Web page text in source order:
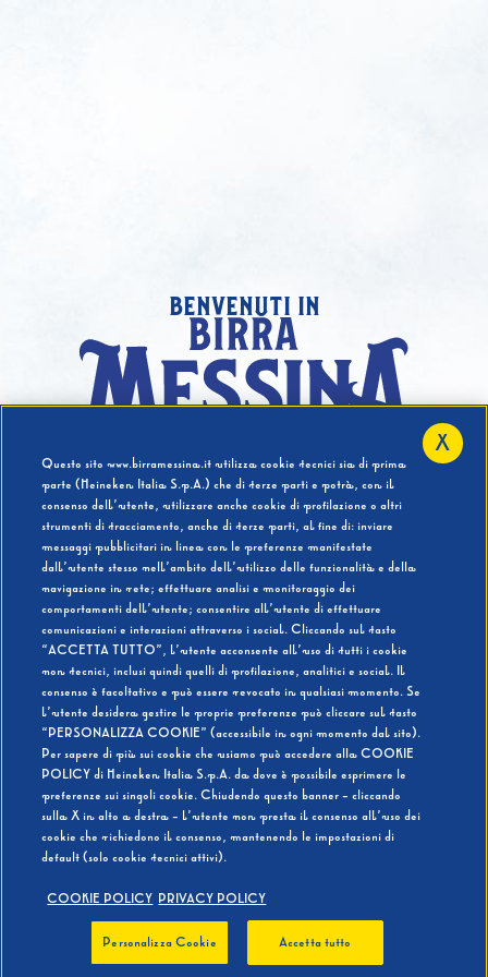
benvenuti in
Hai compiuto 18 Anni?
SI NO
BEVI RESPONSABILMENTE
Questo sito www.birramessina.it utilizza cookie tecnici sia di prima
parte (Heineken Italia S.p.A.) che di terze parti e potrà, con il
consenso dell’utente, utilizzare anche cookie di profilazione o altri
strumenti di tracciamento, anche di terze parti, al fine di: inviare
messaggi pubblicitari in linea con le preferenze manifestate
dall’utente stesso nell’ambito dell’utilizzo delle funzionalità e della
navigazione in rete; effettuare analisi e monitoraggio dei
comportamenti dell’utente; consentire all’utente di effettuare
comunicazioni e interazioni attraverso i social. Cliccando sul tasto
“ACCETTA TUTTO”, l’utente acconsente all’uso di tutti i cookie
non tecnici, inclusi quindi quelli di profilazione, analitici e social. Il
consenso è facoltativo e può essere revocato in qualsiasi momento. Se
l’utente desidera gestire le proprie preferenze può cliccare sul tasto
“PERSONALIZZA COOKIE” (accessibile in ogni momento dal sito).
Per sapere di più sui cookie che usiamo può accedere alla COOKIE
POLICY di Heineken Italia S.p.A. da dove è possibile esprimere le
preferenze sui singoli cookie. Chiudendo questo banner - cliccando
sulla X in alto a destra - l’utente non presta il consenso all’uso dei
cookie che richiedono il consenso, mantenendo le impostazioni di
default (solo cookie tecnici attivi).
COOKIE POLICY PRIVACY POLICY
Personalizza Cookie Accetta tutto
X